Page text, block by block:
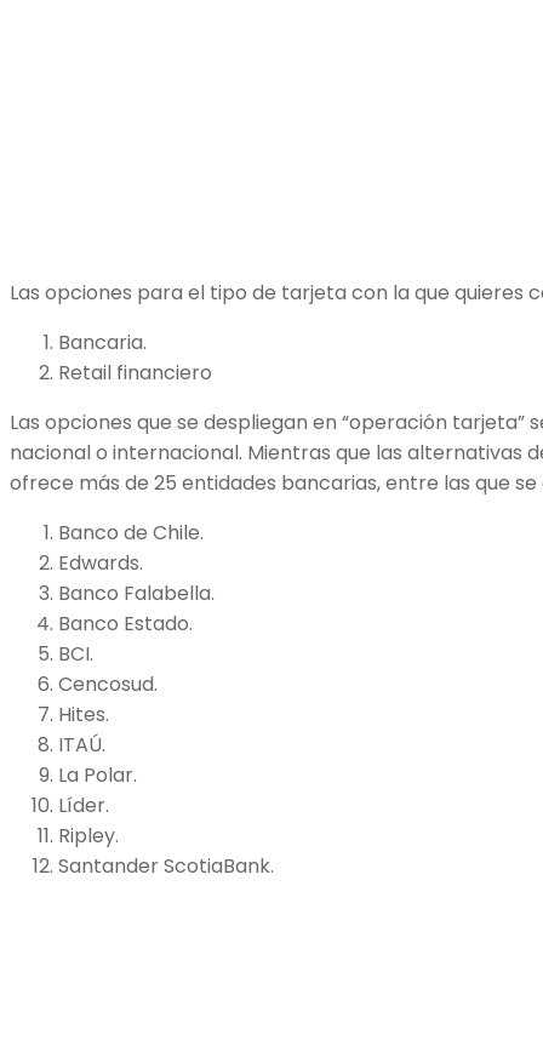
Las opciones para el tipo de tarjeta con la que quieres
Bancaria.
Retail financiero
Las opciones que se despliegan en “operación tarjeta”
nacional o internacional. Mientras que las alternativas
ofrece más de 25 entidades bancarias, entre las que
Banco de Chile.
Edwards.
Banco Falabella.
Banco Estado.
BCI.
Cencosud.
Hites.
ITAÚ.
La Polar.
Líder.
Ripley.
Santander ScotiaBank.